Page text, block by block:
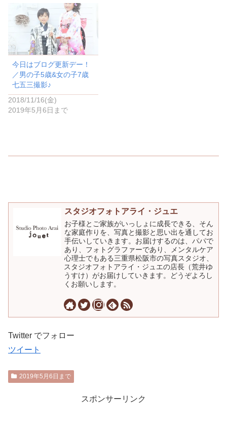
ウ
で
開
き
ま
す
)
今日はブログ更新デー！
／男の子5歳&女の子7歳
七五三撮影♪
2018/11/16(金)
2019年5月6日まで
スタジオフォトアライ・ジュエ
お子様とご家族がいっしょに成長できる、そん
な家庭作りを、写真と撮影と思い出を通してお
手伝いしていきます。お届けするのは、パパで
あり、フォトグラファーであり、メンタルケア
心理士でもある三重県松阪市の写真スタジオ、
スタジオフォトアライ・ジュエの店長（荒井ゆ
うすけ）がお届けしていきます。どうぞよろし
くお願いします。
Twitter でフォロー
ツイート
2019年5月6日まで
スポンサーリンク